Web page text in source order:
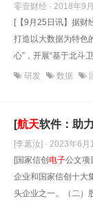
零壹财经 · 2018年9
[【9月25日讯】据财
打造以大数据为特色
心”，开展“基于北斗
研发 数据
[航天软件：助力
[李蕙汝] · 2023年6月
[国家信创电子公文项
企业和国家信创十大
头企业之一。（二）